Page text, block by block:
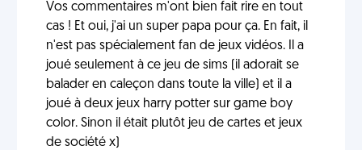
Vos commentaires m'ont bien fait rire en tout
cas ! Et oui, j'ai un super papa pour ça. En fait, il
n'est pas spécialement fan de jeux vidéos. Il a
joué seulement à ce jeu de sims (il adorait se
balader en caleçon dans toute la ville) et il a
joué à deux jeux harry potter sur game boy
color. Sinon il était plutôt jeu de cartes et jeux
de société x)